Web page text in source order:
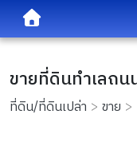
ขายที่ดินทำเลถ
ที่ดิน/ที่ดินเปล่า ขาย